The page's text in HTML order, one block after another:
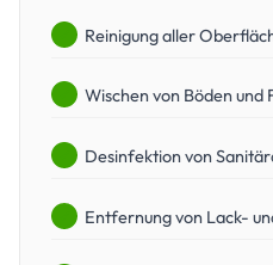
Reinigung aller
Wischen von Böden und
Desinfektion von
Entfernung von Lack-